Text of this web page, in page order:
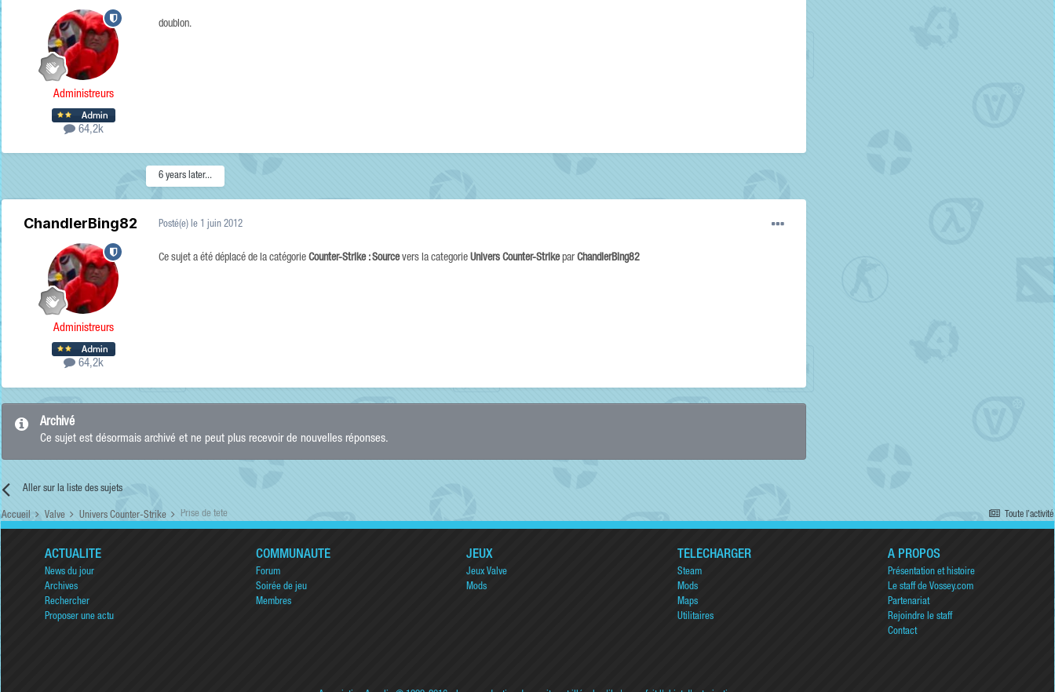
Administreurs
64,2k
doublon.
6 years later...
ChandlerBing82
Administreurs
64,2k
Posté(e) le 1 juin 2012
Ce sujet a été déplacé de la catégorie Counter-Strike : Sourcevers la categorie Univers Counter-Strikepar ChandlerBing82
Archivé
Ce sujet est désormais archivé et ne peut plus recevoir de nouvelles réponses.
Aller sur la liste des sujets
Toute l’activité
Accueil Valve Univers Counter-Strike Prise de tete
ACTUALITÉ
News du jour
Archives
Rechercher
Proposer une actu
COMMUNAUTÉ
Forum
Soirée de jeu
Membres
JEUX
Jeux Valve
Mods
TÉLÉCHARGER
Steam
Mods
Maps
Utilitaires
A PROPOS
Présentation et histoire
Le staff de Vossey.com
Partenariat
Rejoindre le staff
Contact